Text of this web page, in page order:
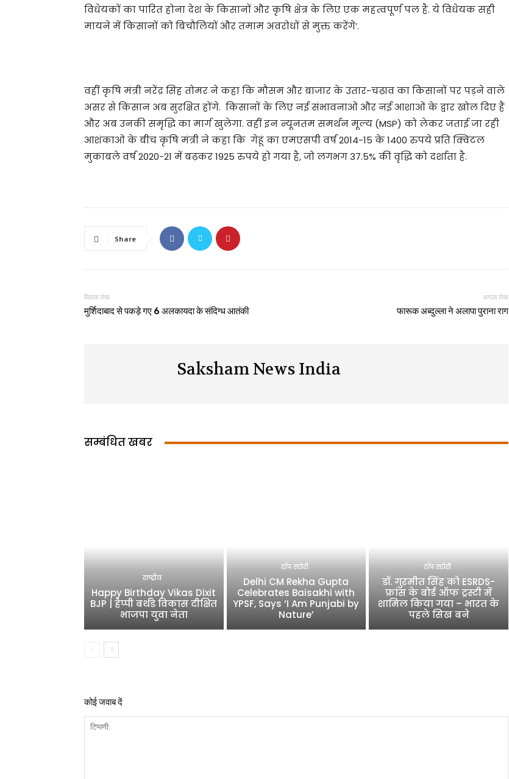
विधेयकों का पारित होना देश के किसानों और कृषि क्षेत्र के लिए एक महत्वपूर्ण पल है. ये विधेयक सही
मायने में किसानों को बिचौलियों और तमाम अवरोधों से मुक्त करेंगे’.
वहीं कृषि मंत्री नरेंद्र सिंह तोमर ने कहा कि मौसम और बाजार के उतार-चढ़ाव का किसानों पर पड़ने वाले
असर से किसान अब सुरक्षित होंगे. किसानों के लिए नई संभावनाओं और नई आशाओं के द्वार खोल दिए हैं
और अब उनकी समृद्धि का मार्ग खुलेगा. वहीं इन न्यूनतम समर्थन मूल्य (MSP) को लेकर जताई जा रही
आशंकाओं के बीच कृषि मंत्री ने कहा कि गेहूं का एमएसपी वर्ष 2014-15 के 1400 रुपये प्रति क्विंटल
मुकाबले वर्ष 2020-21 में बढ़कर 1925 रुपये हो गया है, जो लगभग 37.5% की वृद्धि को दर्शाता है.
Share
पिछला लेख
मुर्शिदाबाद से पकड़े गए 6 अलकायदा के संदिग्ध आतंकी
अगला लेख
फारूक अब्दुल्ला ने अलापा पुराना राग
Saksham News India
सम्बंधित खबर
राष्ट्रीय
Happy Birthday Vikas Dixit
BJP | हैप्पी बर्थडे विकास दीक्षित
भाजपा युवा नेता
टॉप स्टोरी
Delhi CM Rekha Gupta
Celebrates Baisakhi with
YPSF, Says ‘I Am Punjabi by
Nature’
टॉप स्टोरी
डॉ. गुरमीत सिंह को ESRDS-
फ्रांस के बोर्ड ऑफ ट्रस्टी में
शामिल किया गया – भारत के
पहले सिख बने
कोई जवाब दें